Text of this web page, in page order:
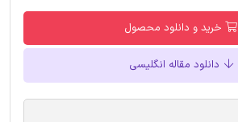
خرید و دانلود محصول
دانلود مقاله انگلیسی